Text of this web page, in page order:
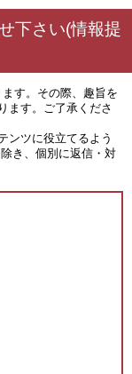
下さい(情報提
す。その際、趣旨を
ます。ご了承くださ
ンツに役立てるよう
き、個別に返信・対